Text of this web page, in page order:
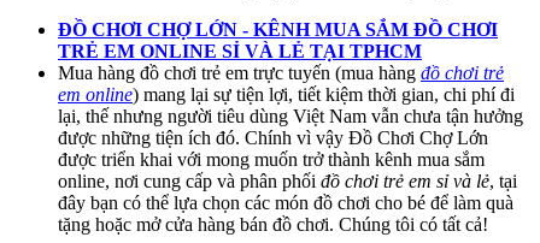
ĐỒ CHƠI CHỢ LỚN - KÊNH MUA SẮM ĐỒ CHƠI
TRẺ EM ONLINE SỈ VÀ LẺ TẠI TPHCM
Mua hàng đồ chơi trẻ em trực tuyến (mua hàng đồ chơi trẻ
em online) mang lại sự tiện lợi, tiết kiệm thời gian, chi phí đi
lại, thế nhưng người tiêu dùng Việt Nam vẫn chưa tận hưởng
được những tiện ích đó. Chính vì vậy Đồ Chơi Chợ Lớn
được triển khai với mong muốn trở thành kênh mua sắm
online, nơi cung cấp và phân phối đồ chơi trẻ em sỉ và lẻ, tại
đây bạn có thể lựa chọn các món đồ chơi cho bé để làm quà
tặng hoặc mở cửa hàng bán đồ chơi. Chúng tôi có tất cả!